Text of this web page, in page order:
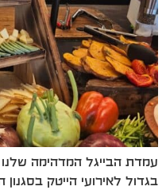
עמדת הבייגל המדהימה
בגדול לאירועי הייטק בסגנון